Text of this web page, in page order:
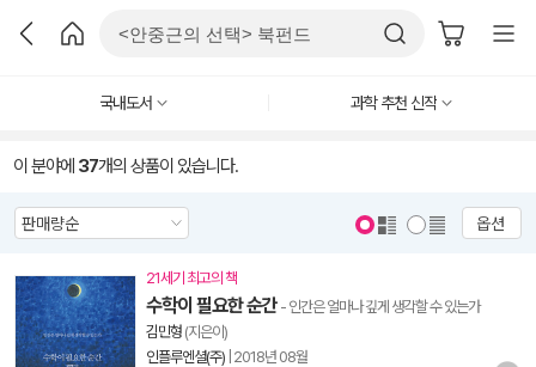
국내도서 과학 추천 신작
이 분야에 37개의 상품이 있습니다.
옵션
21세기 최고의 책
수학이 필요한 순간 - 인간은 얼마나 깊게 생각할 수 있는가
김민형 (지은이)
인플루엔셜(주) 2018년 08월